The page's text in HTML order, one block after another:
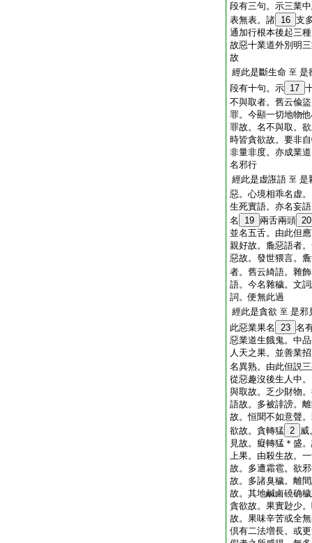
段有三句。示三業
表無表。諸 16 支
通加行根本後起三
故惡十業道外別明
故
經此是斷生命 至 是
段有十句。示 17
不與取者。舊云偸
罪。今顯一切地物
罪故。名不與取。
時皆貪欲故。要非
非量非度。亦成業
名邪行
經此是虚誑語 至 是
惡。心境相乖名虚
生死實語。亦名妄
名
19 兩舌兩頭 20
並名五舌。由此但
親好故。麁惡語者
惡故。發世猥言。
者。舊云綺語。雜
語。今名雜穢。文
詞。便無此過
經此是貪欲 至 是邪
此惡業果名
23 名
惡業道生餓鬼。中
人天之果。並善業
名異熟。由此但説
從惡趣沒後生人中
與取故。乏少財物
語故。多被誹謗。
故。恒聞不如意聲
欲故。貪轉猛 2 威
見故。癡轉猛＊盛
上果。由殺生故。
故。多遭霜雹。欲
故。多諸臭穢。離
故。其地鹹鹵磽确
貪欲故。果實尟少
故。果味辛苦或全
倶有二法増長。或